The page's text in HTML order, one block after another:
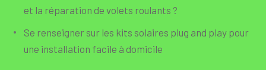
et la réparation de volets roulants ?
Se renseigner sur les kits solaires plug and play pour
une installation facile à domicile